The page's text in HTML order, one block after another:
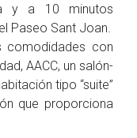
y a 10 minutos
Paseo Sant Joan.
comodidades con
AACC, un salón-
tipo “suite”
que proporciona